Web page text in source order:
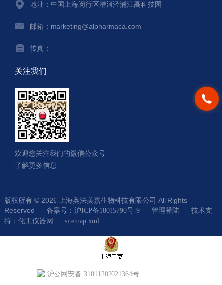
地址：中国上海闵行区漕河泾浦江高科技园
邮箱：marketing@alpharmaca.com
传真：
关注我们
欢迎您关注我们的微信公众号
了解更多信息
版权所有 © 2026 上海奥法美嘉生物科技有限公司 All Rights
Reserved 备案号：沪ICP备18015790号-9 管理登陆技术支
持： 化工仪器网 sitemap.xml
沪公网安备 31011202021364号